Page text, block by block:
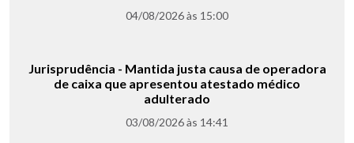
04/08/2026 às 15:00
Jurisprudência - Mantida justa causa de operadora
de caixa que apresentou atestado médico
adulterado
03/08/2026 às 14:41